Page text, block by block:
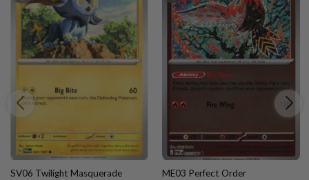
SV06 Twilight Masquerade
ME03 Perfect Order